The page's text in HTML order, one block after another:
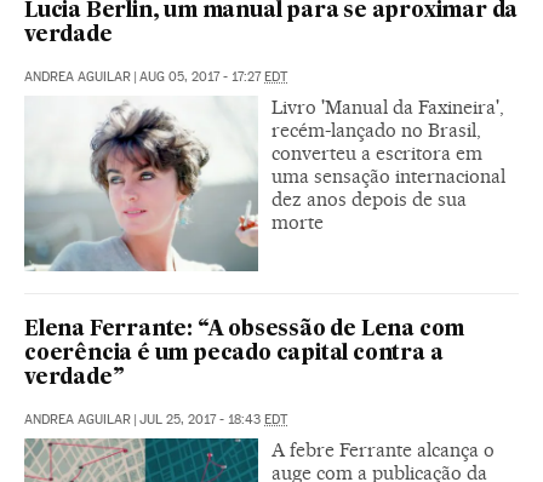
Lucia Berlin, um manual para se aproximar da
verdade
ANDREA AGUILAR | AUG 05, 2017 - 17:27EDT
Livro 'Manual da Faxineira',
recém-lançado no Brasil,
converteu a escritora em
uma sensação internacional
dez anos depois de sua
morte
Elena Ferrante: “A obsessão de Lena com
coerência é um pecado capital contra a
verdade”
ANDREA AGUILAR | JUL 25, 2017 - 18:43 EDT
A febre Ferrante alcança o
auge com a publicação da